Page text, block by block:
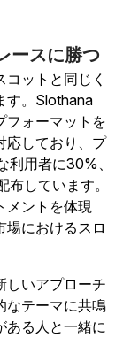
ースに勝つ
ットと同じく
す。Slothana
フォーマットを
応しており、プ
利用者に30%、
しています。
メントを体現
場におけるスロ
しいアプローチ
なテーマに共鳴
ある人と一緒に